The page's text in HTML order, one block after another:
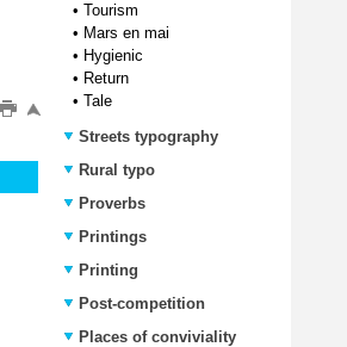
• Tourism
• Mars en mai
• Hygienic
• Return
• Tale
Streets typography
Rural typo
Proverbs
Printings
Printing
Post-competition
Places of conviviality